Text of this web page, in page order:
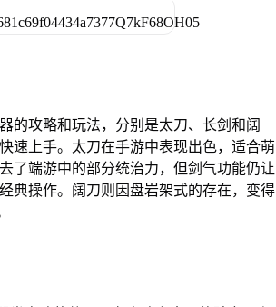
的攻略和玩法，分别是太刀、长剑和阔
速上手。太刀在手游中表现出色，适合萌
了端游中的部分统治力，但剑气功能仍让
典操作。阔刀则因盘岩架式的存在，变得